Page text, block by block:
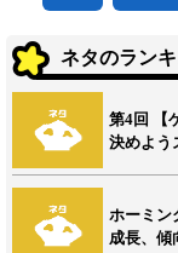
ネタのラン
第4回 【
決めよう
ホーミン
成長、傾